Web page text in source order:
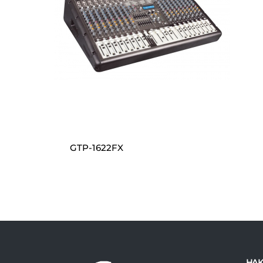
GTP-1622FX